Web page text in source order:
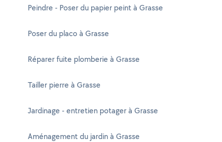
Peindre - Poser du papier peint à Grasse
Poser du placo à Grasse
Réparer fuite plomberie à Grasse
Tailler pierre à Grasse
Jardinage - entretien potager à Grasse
Aménagement du jardin à Grasse